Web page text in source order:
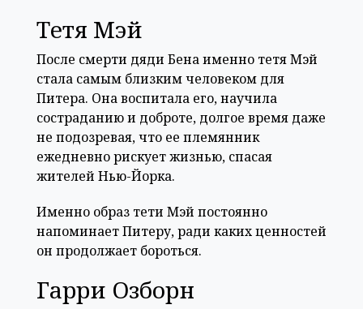
Тетя Мэй
После смерти дяди Бена именно тетя Мэй
стала самым близким человеком для
Питера. Она воспитала его, научила
состраданию и доброте, долгое время даже
не подозревая, что ее племянник
ежедневно рискует жизнью, спасая
жителей Нью-Йорка.
Именно образ тети Мэй постоянно
напоминает Питеру, ради каких ценностей
он продолжает бороться.
Гарри Озборн